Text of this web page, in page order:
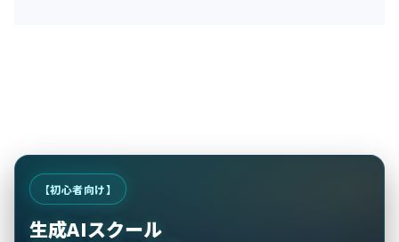
【初心者向け】
生成AIスクール